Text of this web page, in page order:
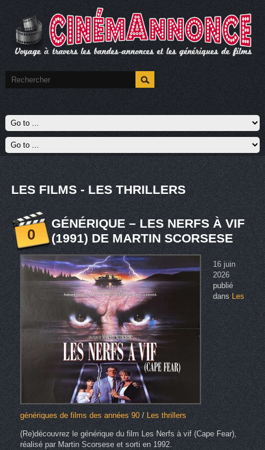
LES FILMS - LES THRILLERS
0
GÉNÉRIQUE – LES NERFS À VIF
(1991) DE MARTIN SCORSESE
16 juin
2026
publié
dansLes
génériques de films des années 90/ Les thrillers
(Re)découvrez le générique du film Les Nerfs à vif (Cape Fear),
réalisé par Martin Scorsese et sorti en 1992.